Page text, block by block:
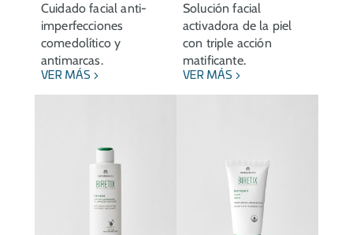
Cuidado facial anti-
imperfecciones
comedolítico y
antimarcas.
VER MÁS
Solución facial
activadora de la piel
con triple acción
matificante.
VER MÁS